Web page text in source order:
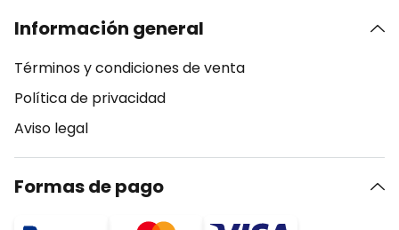
Información general
Términos y condiciones de venta
Política de privacidad
Aviso legal
Formas de pago